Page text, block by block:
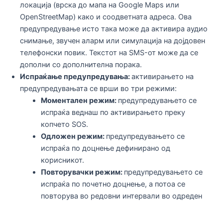
локација (врска до мапа на Google Maps или
OpenStreetMap) како и соодветната адреса. Ова
предупредување исто така може да активира аудио
снимање, звучен аларм или симулација на дојдовен
телефонски повик. Текстот на SMS-от може да се
дополни со дополнителна порака.
Испраќање предупредувања:активирањето на
предупредувањата се врши во три режими:
Моментален режим: предупредувањето се
испраќа веднаш по активирањето преку
копчето SOS.
Одложен режим: предупредувањето се
испраќа по доцнење дефинирано од
корисникот.
Повторувачки режим: предупредувањето се
испраќа по почетно доцнење, а потоа се
повторува во редовни интервали во одреден